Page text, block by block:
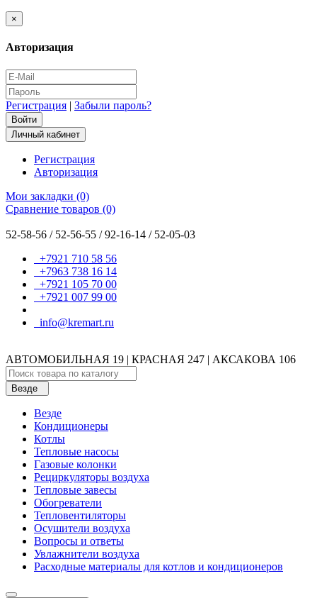
×
Авторизация
Регистрация | Забыли пароль?
Личный кабинет
Регистрация
Авторизация
Мои закладки (0)
Сравнение товаров (0)
52-58-56 / 52-56-55 / 92-16-14 / 52-05-03
+7921 710 58 56
+7963 738 16 14
+7921 105 70 00
+7921 007 99 00
info@kremart.ru
АВТОМОБИЛЬНАЯ 19 | КРАСНАЯ 247 | АКСАКОВА 106
Везде
Везде
Кондиционеры
Котлы
Тепловые насосы
Газовые колонки
Рециркуляторы воздуха
Тепловые завесы
Обогреватели
Тепловентиляторы
Осушители воздуха
Вопросы и ответы
Увлажнители воздуха
Расходные материалы для котлов и кондиционеров